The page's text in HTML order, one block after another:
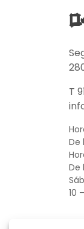
T
De
De
10